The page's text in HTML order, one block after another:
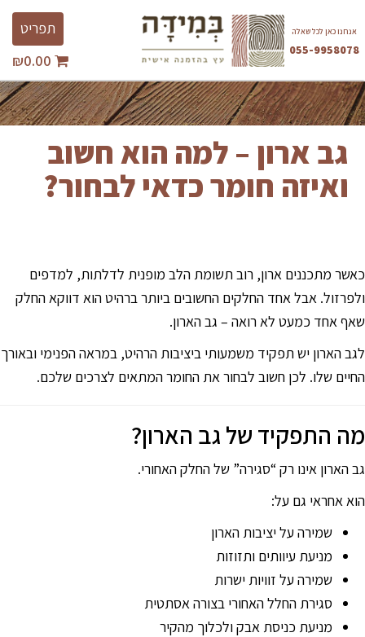
title סמן כותרות
settings צבע רקע
zoom_out זום (הקטנה)
zoom_in זום (הגדלה)
גופן קריא
brightness_high ניגודיות בהירה
brightness_low ניגודיות כהה
format_underlined הוסף קו תחתון לקישורים
font_download סמן קישורים
את
כל
האפשרויות
to
content
אנחנו כאן לכל שאלה
055-9958078
Toggle
תפריט
₪0.00
גב ארון – למה הוא חשוב
ואיזה חומר כדאי לבחור?
כאשר מתכננים ארון, רוב תשומת הלב מופנית לדלתות, למדפים
ולפרזול. אבל אחד החלקים החשובים ביותר ברהיט הוא דווקא החלק
שאף אחד כמעט לא רואה – גב הארון.
לגב הארון יש תפקיד משמעותי ביציבות הרהיט, במראה הפנימי ובאורך
החיים שלו. לכן חשוב לבחור את החומר המתאים לצרכים שלכם.
מה התפקיד של גב הארון?
גב הארון אינו רק “סגירה” של החלק האחורי.
הוא אחראי גם על:
שמירה על יציבות הארון
מניעת עיוותים ותזוזות
שמירה על זוויות ישרות
סגירת החלל האחורי בצורה אסתטית
מניעת כניסת אבק ולכלוך מהקיר